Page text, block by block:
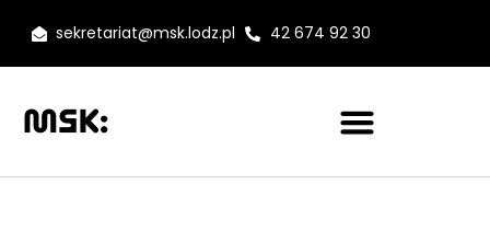
sekretariat@msk.lodz.pl 42 674 92 30